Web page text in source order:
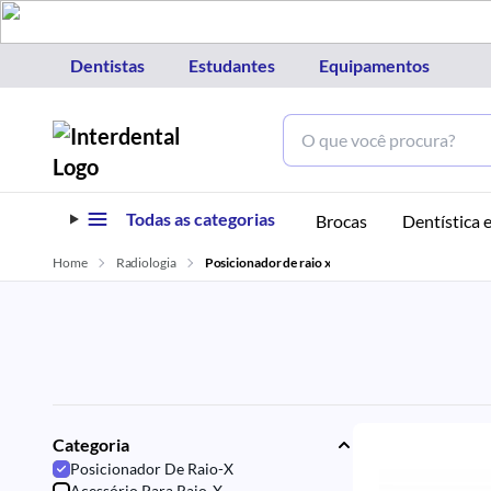
Dentistas Estudantes Equipamentos
Todas as categorias Brocas Dentística
Home Radiologia Posicionador de raio x
Categoria
Posicionador De Raio-X